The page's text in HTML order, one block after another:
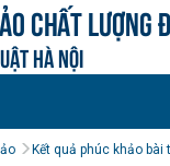
chất lượng
HÀ NỘI
Kết quả phúc khảo bài